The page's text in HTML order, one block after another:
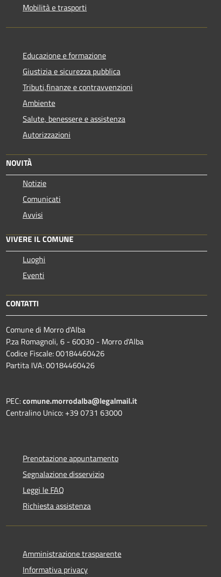
Mobilità e trasporti
Educazione e formazione
Giustizia e sicurezza pubblica
Tributi,finanze e contravvenzioni
Ambiente
Salute, benessere e assistenza
Autorizzazioni
NOVITÀ
Notizie
Comunicati
Avvisi
VIVERE IL COMUNE
Luoghi
Eventi
CONTATTI
Comune di Morro d'Alba
P.za Romagnoli, 6 - 60030 - Morro d'Alba
Codice Fiscale: 00184460426
Partita IVA: 00184460426
PEC:comune.morrodalba@legalmail.it
Centralino Unico: +39 0731 63000
Prenotazione appuntamento
Segnalazione disservizio
Leggi le FAQ
Richiesta assistenza
Amministrazione trasparente
Informativa privacy